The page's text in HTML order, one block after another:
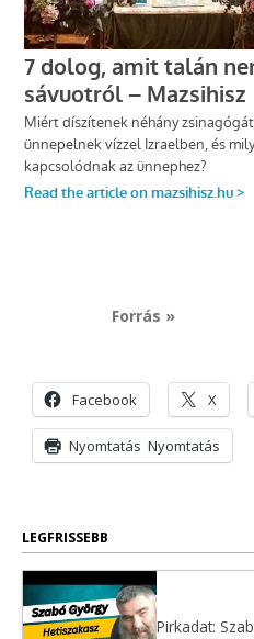
Forrás »
Facebook X
Nyomtatás Nyomtatás
LEGFRISSEBB
Pirkadat: